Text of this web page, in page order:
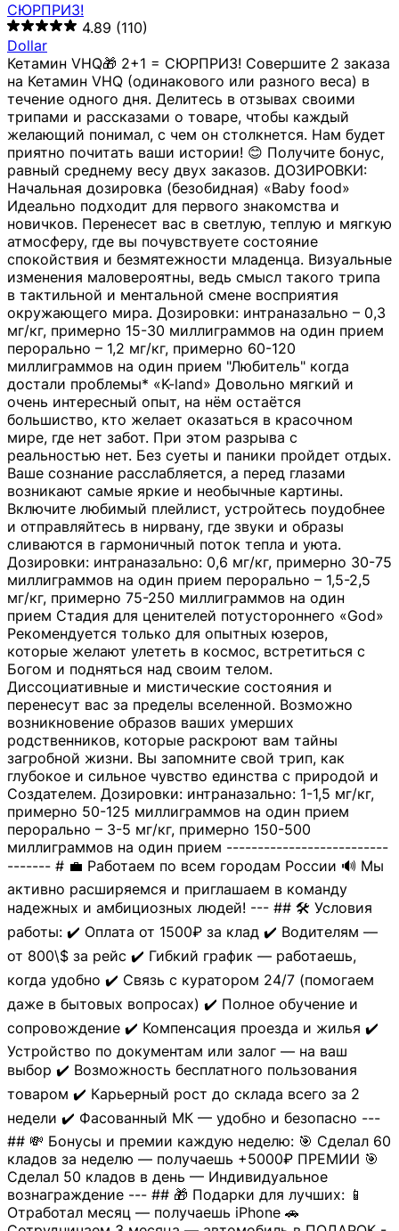
СЮРПРИЗ!
4.89 (110)
Dollar
Кетамин VHQ🎁 2+1 = СЮРПРИЗ! Совершите 2 заказа
на Кетамин VHQ (одинакового или разного веса) в
течение одного дня. Делитесь в отзывах своими
трипами и рассказами о товаре, чтобы каждый
желающий понимал, с чем он столкнется. Нам будет
приятно почитать ваши истории! 😊 Получите бонус,
равный среднему весу двух заказов. ДОЗИРОВКИ:
Начальная дозировка (безобидная) «Baby food»
Идеально подходит для первого знакомства и
новичков. Перенесет вас в светлую, теплую и мягкую
атмосферу, где вы почувствуете состояние
спокойствия и безмятежности младенца. Визуальные
изменения маловероятны, ведь смысл такого трипа
в тактильной и ментальной смене восприятия
окружающего мира. Дозировки: интраназально – 0,3
мг/кг, примерно 15-30 миллиграммов на один прием
перорально – 1,2 мг/кг, примерно 60-120
миллиграммов на один прием "Любитель" когда
достали проблемы* «K-land» Довольно мягкий и
очень интересный опыт, на нём остаётся
большиство, кто желает оказаться в красочном
мире, где нет забот. При этом разрыва с
реальностью нет. Без суеты и паники пройдет отдых.
Ваше сознание расслабляется, а перед глазами
возникают самые яркие и необычные картины.
Включите любимый плейлист, устройтесь поудобнее
и отправляйтесь в нирвану, где звуки и образы
сливаются в гармоничный поток тепла и уюта.
Дозировки: интраназально: 0,6 мг/кг, примерно 30-75
миллиграммов на один прием перорально – 1,5-2,5
мг/кг, примерно 75-250 миллиграммов на один
прием Стадия для ценителей потустороннего «God»
Рекомендуется только для опытных юзеров,
которые желают улететь в космос, встретиться с
Богом и подняться над своим телом.
Диссоциативные и мистические состояния и
перенесут вас за пределы вселенной. Возможно
возникновение образов ваших умерших
родственников, которые раскроют вам тайны
загробной жизни. Вы запомните свой трип, как
глубокое и сильное чувство единства с природой и
Создателем. Дозировки: интраназально: 1-1,5 мг/кг,
примерно 50-125 миллиграммов на один прием
перорально – 3-5 мг/кг, примерно 150-500
миллиграммов на один прием --------------------------
------- # 💼 Работаем по всем городам России 🔊 Мы
активно расширяемся и приглашаем в команду
надежных и амбициозных людей! --- ## 🛠 Условия
работы: ✔️ Оплата от 1500₽ за клад ✔️ Водителям —
от 800\$ за рейс ✔️ Гибкий график — работаешь,
когда удобно ✔️ Связь с куратором 24/7 (помогаем
даже в бытовых вопросах) ✔️ Полное обучение и
сопровождение ✔️ Компенсация проезда и жилья ✔️
Устройство по документам или залог — на ваш
выбор ✔️ Возможность бесплатного пользования
товаром ✔️ Карьерный рост до склада всего за 2
недели ✔️ Фасованный МК — удобно и безопасно ---
## 💸 Бонусы и премии каждую неделю: 🎯 Сделал 60
кладов за неделю — получаешь +5000₽ ПРЕМИИ 🎯
Сделал 50 кладов в день — Индивидуальное
вознаграждение --- ## 🎁 Подарки для лучших: 📱
Отработал месяц — получаешь iPhone 🚗